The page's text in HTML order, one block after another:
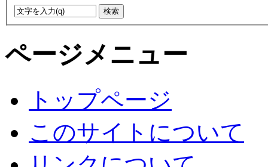
ページメニュー
トップページ
このサイトについて